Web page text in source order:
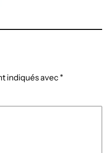
indiqués avec *